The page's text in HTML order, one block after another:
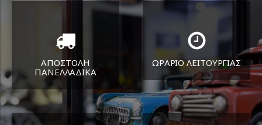
ΑΠΟΣΤΟΛΗ
ΠΑΝΕΛΛΑΔΙΚA
Όπου και αν είστε θα σας
στείλουμε τα ελαστικά σας
ΩΡΑΡΙΟ ΛΕΙΤΟΥΡΓΙΑΣ
ΔΕΥ-ΠΑΡ 8:30-17:30
ΣΑΒ 8:30-13:30